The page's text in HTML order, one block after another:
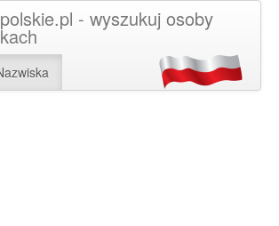
- wyszukuj osoby